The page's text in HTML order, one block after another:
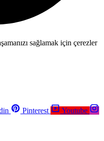
sağlamak için çerezler
Pinterest
Youtube